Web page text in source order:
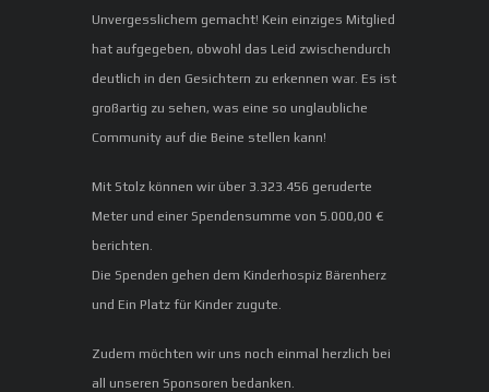
Unvergesslichem gemacht! Kein einziges Mitglied
hat aufgegeben, obwohl das Leid zwischendurch
deutlich in den Gesichtern zu erkennen war. Es ist
großartig zu sehen, was eine so unglaubliche
Community auf die Beine stellen kann!
Mit Stolz können wir über 3.323.456 geruderte
Meter und einer Spendensumme von 5.000,00 €
berichten.
Die Spenden gehen dem Kinderhospiz Bärenherz
und Ein Platz für Kinder zugute.
Zudem möchten wir uns noch einmal herzlich bei
all unseren Sponsoren bedanken.